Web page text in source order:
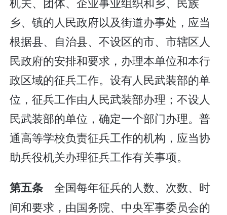
乡、镇的人民政府以及街道办事处，应当
根据县、自治县、不设区的市、市辖区人
民政府的安排和要求，办理本单位和本行
政区域的征兵工作。设有人民武装部的单
位，征兵工作由人民武装部办理；不设人
民武装部的单位，确定一个部门办理。普
通高等学校负责征兵工作的机构，应当协
助兵役机关办理征兵工作有关事项。
第五条 全国每年征兵的人数、次数、时
间和要求，由国务院、中央军事委员会的